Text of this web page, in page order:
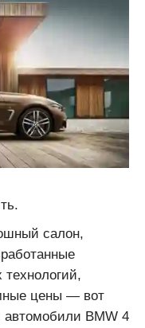
салон,
цены — вот
BMW 4